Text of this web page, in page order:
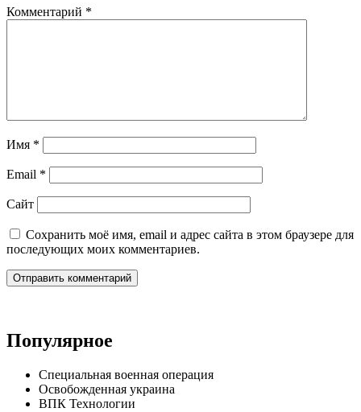
Комментарий *
Имя *
Email *
Сайт
Сохранить моё имя, email и адрес сайта в этом браузере для
последующих моих комментариев.
Популярное
Специальная военная операция
Освобожденная украина
ВПК Технологии